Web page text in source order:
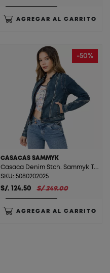
AGREGAR AL CARRITO
-50%
CASACAS SAMMYK
Casaca Denim Stch. Sammyk T. Super Green St.
SKU: 5080202025
S/. 124.50 S/ 249.00
AGREGAR AL CARRITO